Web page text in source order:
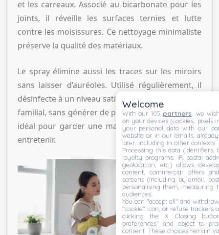
et les carreaux. Associé au bicarbonate pour les
joints, il réveille les surfaces ternies et lutte
contre les moisissures. Ce nettoyage minimaliste
préserve la qualité des matériaux.
Le spray élimine aussi les traces sur les miroirs
sans laisser d’auréoles. Utilisé régulièrement, il
désinfecte à un niveau satisfaisant pour un usage
familial, sans générer de polluants toxiques. Il est
idéal pour garder une maison saine et simple à
entretenir.
Welcome
With our 105 partners , we
on your devices (cookies, pixels
your personal data with our
website or in our emails,
later, including in other contexts.
Processing this data (identifiers,
loyalty programs, IP, postal
geolocation, etc.) allows
content, commercial offers
screens (including by email,
personalising them, measuring
audiences.
You can "accept all" and
"cookie" icon, or refuse trackers
clicking the X Closing
preferences" and object to
consent. These choices remain